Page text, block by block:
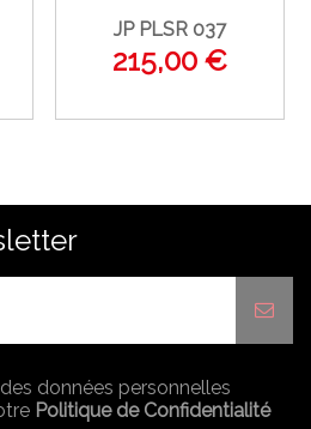
JP PLSR 037
215,00 €
données personnelles
Politique de Confidentialité